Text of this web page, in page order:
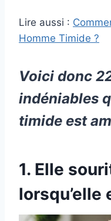
Lire aussi :
Homme Timide ?
Voici donc
indéniables
timide est
1. Elle
lorsqu’elle